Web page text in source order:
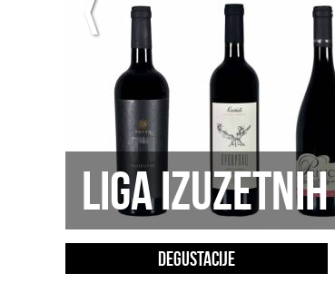
LIGA
DEGUSTACIJE